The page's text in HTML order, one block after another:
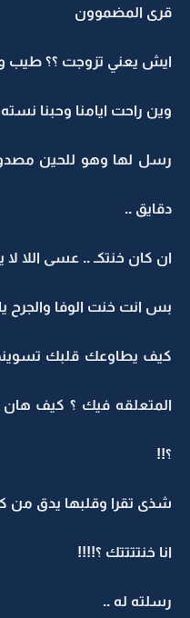
قرى المضموون
ايش يعني تزوجت ؟؟ طيب
وين راحت ايامنا وحبنا نسته ؟
رسل لها وهو للحين
دقايق ..
ان كان خنتكـ .. عسى اللا لا
بس انت خنت الوفا والجرح
كيف يطاوعك قلبك
المتعلقه فيك ؟ كيف هان
؟!!
شذى تقرا وقلبها يدق من
انا خنتتتتك ؟!!!!
رسلته له ..